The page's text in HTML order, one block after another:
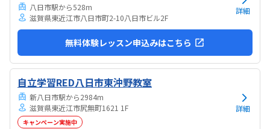
八日市駅から528m
滋賀県東近江市八日市町2-10八日市ビル2F
詳細
無料体験レッスン申込みはこちら
自立学習RED八日市東沖野教室
新八日市駅から2984m
滋賀県東近江市尻無町1621 1F
キャンペーン実施中
詳細